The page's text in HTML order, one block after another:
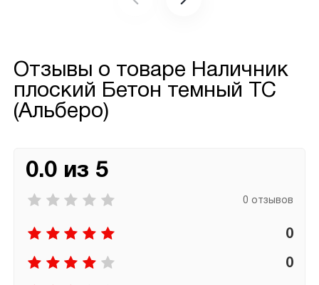
Отзывы о товаре Наличник
плоский Бетон темный ТС
(Альберо)
0.0 из 5
0 отзывов
0
0